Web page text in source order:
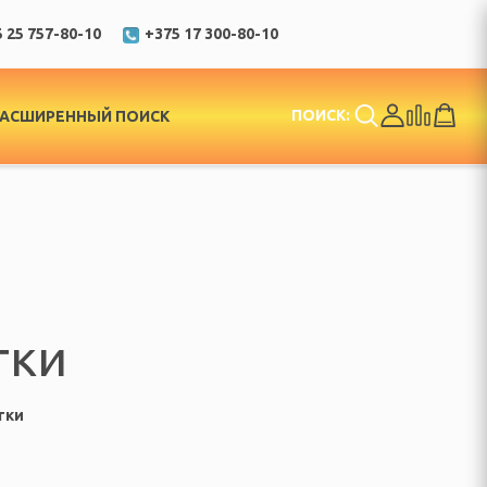
25 757-80-10 +375 17 300-80-10
ПОИСК ПОИСК: